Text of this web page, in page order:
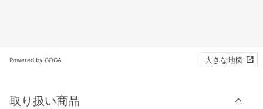
Powered by GOGA 大きな地図
取り扱い商品